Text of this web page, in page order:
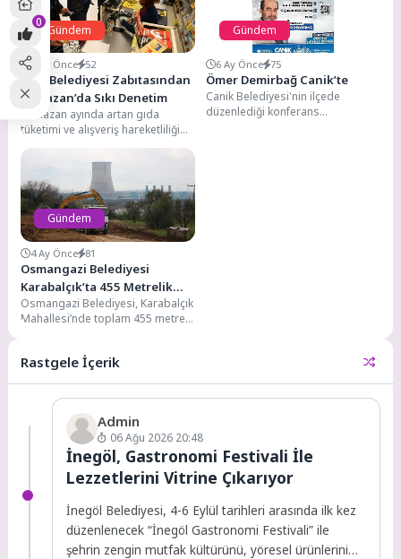
Gündem
6 Ay Önce 52
Çiğli Belediyesi Zabıtasından
Ramazan’da Sıkı Denetim
Ramazan ayında artan gıda
tüketimi ve alışveriş hareketliliği
Çiğli Belediyesi Zabıta
Gündem
6 Ay Önce 75
Ömer Demirbağ Canik’te
Canik Belediyesi'nin ilçede
düzenlediği konferans
Gündem
4 Ay Önce 81
Osmangazi Belediyesi
Karabalçık’ta 455 Metrelik
Yeni Yol Açıyor
Osmangazi Belediyesi, Karabalçık
Mahallesi’nde toplam 455 metre
Rastgele İçerik
Admin
06 Ağu 2026 20:48
İnegöl, Gastronomi Festivali İle
Lezzetlerini Vitrine Çıkarıyor
İnegöl Belediyesi, 4-6 Eylül tarihleri arasında ilk kez
düzenlenecek “İnegöl Gastronomi Festivali” ile
şehrin zengin mutfak kültürünü, yöresel ürünlerini
0